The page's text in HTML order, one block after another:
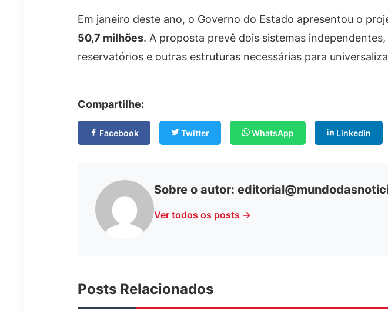
Em janeiro deste ano, o Governo do Estado apresentou o
50,7 milhões. A proposta prevê dois sistemas
reservatórios e outras estruturas necessárias para
Compartilhe:
Facebook Twitter WhatsApp LinkedIn
Sobre o autor:
Ver todos os posts →
Posts Relacionados